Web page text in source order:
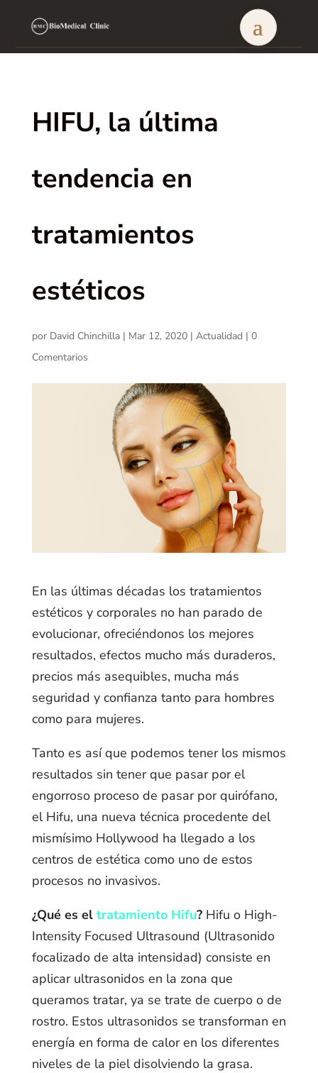
HIFU, la última
tendencia en
tratamientos
estéticos
por David Chinchilla| Mar 12, 2020| Actualidad | 0
Comentarios
En las últimas décadas los tratamientos
estéticos y corporales no han parado de
evolucionar, ofreciéndonos los mejores
resultados, efectos mucho más duraderos,
precios más asequibles, mucha más
seguridad y confianza tanto para hombres
como para mujeres.
Tanto es así que podemos tener los mismos
resultados sin tener que pasar por el
engorroso proceso de pasar por quirófano,
el Hifu, una nueva técnica procedente del
mismísimo Hollywood ha llegado a los
centros de estética como uno de estos
procesos no invasivos.
¿Qué es el tratamiento Hifu? Hifu o High-
Intensity Focused Ultrasound (Ultrasonido
focalizado de alta intensidad) consiste en
aplicar ultrasonidos en la zona que
queramos tratar, ya se trate de cuerpo o de
rostro. Estos ultrasonidos se transforman en
energía en forma de calor en los diferentes
niveles de la piel disolviendo la grasa.